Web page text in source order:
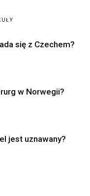
się z Czechem?
w Norwegii?
jest uznawany?